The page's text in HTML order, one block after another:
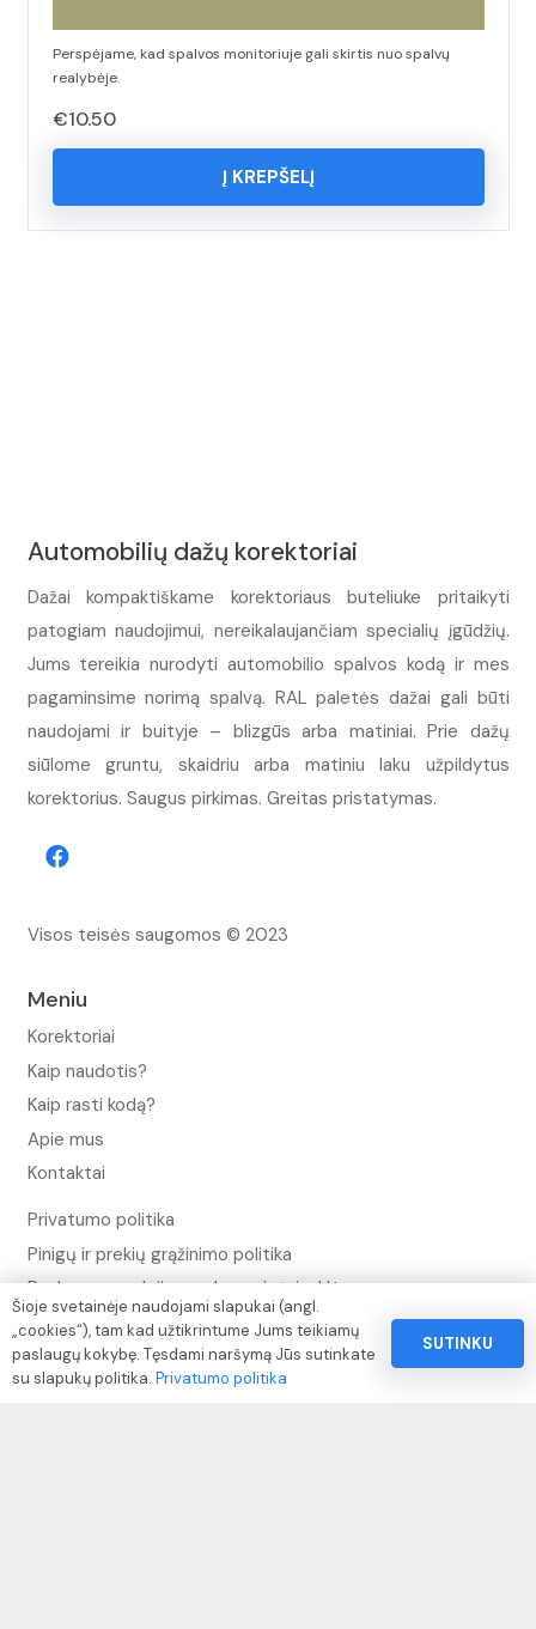
Perspėjame, kad spalvos monitoriuje gali skirtis nuo spalvų
realybėje.
€10.50
Į KREPŠELĮ
Automobilių dažų korektoriai
Dažai kompaktiškame korektoriaus buteliuke pritaikyti
patogiam naudojimui, nereikalaujančiam specialių įgūdžių.
Jums tereikia nurodyti automobilio spalvos kodą ir mes
pagaminsime norimą spalvą. RAL paletės dažai gali būti
naudojami ir buityje – blizgūs arba matiniai. Prie dažų
siūlome gruntu, skaidriu arba matiniu laku užpildytus
korektorius. Saugus pirkimas. Greitas pristatymas.
Visos teisės saugomos © 2023
Meniu
Korektoriai
Kaip naudotis?
Kaip rasti kodą?
Apie mus
Kontaktai
Privatumo politika
Pinigų ir prekių grąžinimo politika
Paslaugų naudojimo sąlygos ir taisyklės
Rekvizitai
Šioje svetainėje naudojami slapukai (angl.
„cookies“), tam kad užtikrintume Jums teikiamų
paslaugų kokybę. Tęsdami naršymą Jūs sutinkate
su slapukų politika. Privatumo politika
SUTINKU